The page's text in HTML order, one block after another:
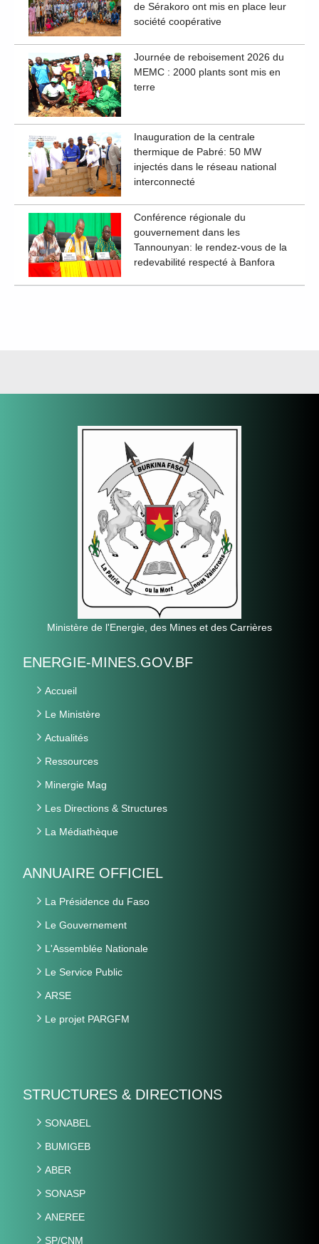
de Sérakoro ont mis en place leur
société coopérative
Journée de reboisement 2026 du
MEMC : 2000 plants sont mis en
terre
Inauguration de la centrale
thermique de Pabré: 50 MW
injectés dans le réseau national
interconnecté
Conférence régionale du
gouvernement dans les
Tannounyan: le rendez-vous de la
redevabilité respecté à Banfora
Ministère de l'Energie, des Mines et des Carrières
ENERGIE-MINES.GOV.BF
Accueil
Le Ministère
Actualités
Ressources
Minergie Mag
Les Directions & Structures
La Médiathèque
ANNUAIRE OFFICIEL
La Présidence du Faso
Le Gouvernement
L'Assemblée Nationale
Le Service Public
ARSE
Le projet PARGFM
STRUCTURES & DIRECTIONS
SONABEL
BUMIGEB
ABER
SONASP
ANEREE
SP/CNM